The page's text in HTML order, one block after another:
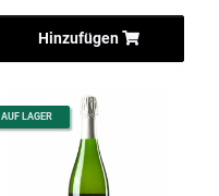
Hinzufügen
AUF LAGER